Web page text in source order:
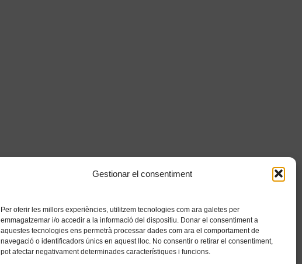
Gestionar el consentiment
Per oferir les millors experiències, utilitzem tecnologies com ara galetes per
emmagatzemar i/o accedir a la informació del dispositiu. Donar el consentiment a
aquestes tecnologies ens permetrà processar dades com ara el comportament de
navegació o identificadors únics en aquest lloc. No consentir o retirar el consentiment,
pot afectar negativament determinades característiques i funcions.